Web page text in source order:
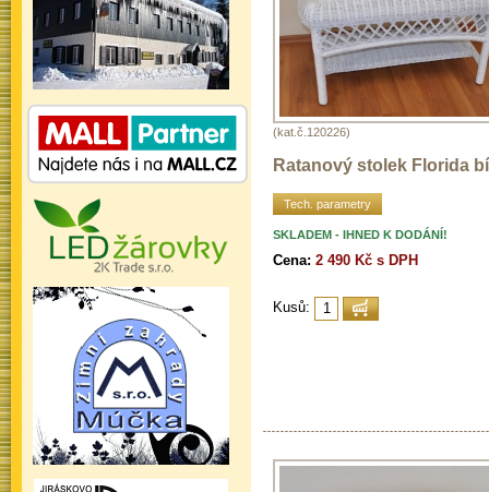
(kat.č.120226)
Ratanový stolek Florida
Tech. parametry
SKLADEM - IHNED K DODÁNÍ!
Cena: 2 490 Kč s DPH
Kusů: